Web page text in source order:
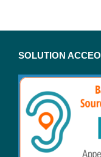
SOLUTION ACCEO